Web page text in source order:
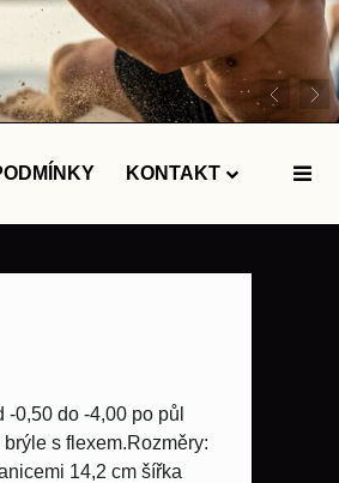
KONTAKT
0,50 do -4,00 po půl
s flexem.Rozměry:
14,2 cm šířka